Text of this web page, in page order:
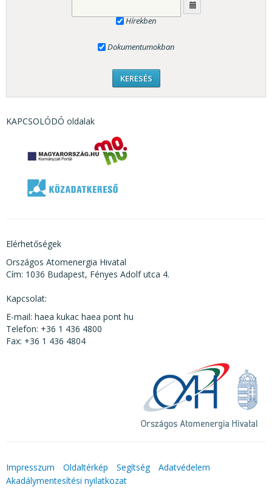
Hírekben
Dokumentumokban
KAPCSOLÓDÓ oldalak
Elérhetőségek
Országos Atomenergia Hivatal
Cím: 1036 Budapest, Fényes Adolf utca 4.
Kapcsolat:
E-mail: haea kukac haea pont hu
Telefon: +36 1 436 4800
Fax: +36 1 436 4804
Impresszum Oldaltérkép Segítség
Adatvédelem
Akadálymentesítési nyilatkozat